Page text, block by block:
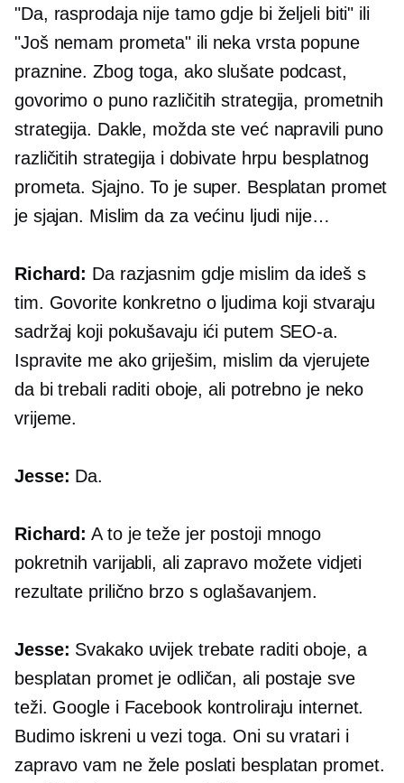
"Da, rasprodaja nije tamo gdje bi željeli biti" ili
"Još nemam prometa" ili neka vrsta popune
praznine. Zbog toga, ako slušate podcast,
govorimo o puno različitih strategija, prometnih
strategija. Dakle, možda ste već napravili puno
različitih strategija i dobivate hrpu besplatnog
prometa. Sjajno. To je super. Besplatan promet
je sjajan. Mislim da za većinu ljudi nije…
Richard: Da razjasnim gdje mislim da ideš s
tim. Govorite konkretno o ljudima koji stvaraju
sadržaj koji pokušavaju ići putem SEO-a.
Ispravite me ako griješim, mislim da vjerujete
da bi trebali raditi oboje, ali potrebno je neko
vrijeme.
Jesse: Da.
Richard: A to je teže jer postoji mnogo
pokretnih varijabli, ali zapravo možete vidjeti
rezultate prilično brzo s oglašavanjem.
Jesse: Svakako uvijek trebate raditi oboje, a
besplatan promet je odličan, ali postaje sve
teži. Google i Facebook kontroliraju internet.
Budimo iskreni u vezi toga. Oni su vratari i
zapravo vam ne žele poslati besplatan promet.